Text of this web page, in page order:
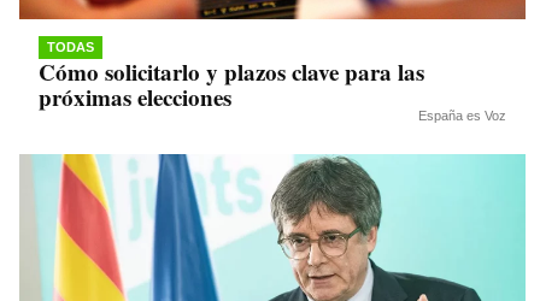
TODAS
Cómo solicitarlo y plazos clave para las
próximas elecciones
España es Voz